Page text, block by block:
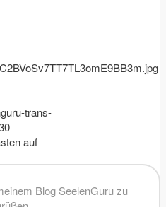
trans-
auf
Blog SeelenGuru zu